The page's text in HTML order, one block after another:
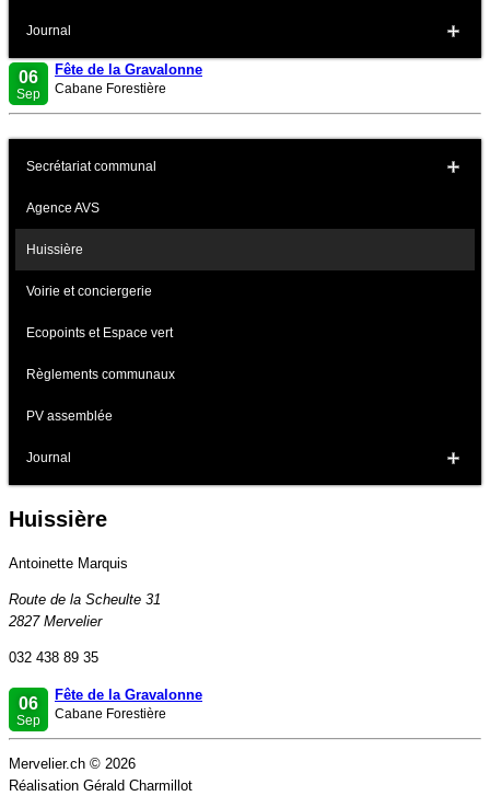
Journal
06
Sep
Fête de la Gravalonne
Cabane Forestière
Secrétariat communal
Agence AVS
Huissière
Voirie et conciergerie
Ecopoints et Espace vert
Règlements communaux
PV assemblée
Journal
Huissière
Antoinette Marquis
Route de la Scheulte 31
2827 Mervelier
032 438 89 35
06
Sep
Fête de la Gravalonne
Cabane Forestière
Mervelier.ch © 2026
Réalisation Gérald Charmillot